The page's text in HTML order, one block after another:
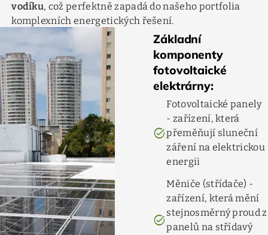
vodíku, což perfektně zapadá do našeho portfolia
komplexních energetických řešení.
Základní
komponenty
fotovoltaické
elektrárny:
task_alt
Fotovoltaické panely
- zařízení, která
přeměňují sluneční
záření na elektrickou
energii
task_alt
Měniče (střídače) -
zařízení, která mění
stejnosměrný proud z
panelů na střídavý